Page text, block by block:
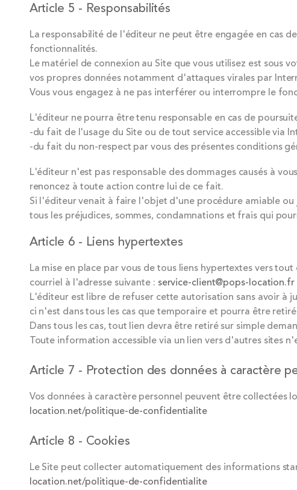
Article 5 - Responsabilités
La responsabilité de l'éditeur ne peut être engagée en cas
fonctionnalités.
Le matériel de connexion au Site que vous utilisez est sous
vos propres données notamment d'attaques virales par
Vous vous engagez à ne pas interférer ou interrompre le
L'éditeur ne pourra être tenu responsable en cas de
-du fait de l'usage du Site ou de tout service accessible via
-du fait du non-respect par vous des présentes conditions
L'éditeur n'est pas responsable des dommages causés à
renoncez à toute action contre lui de ce fait.
Si l'éditeur venait à faire l'objet d'une procédure amiable
tous les préjudices, sommes, condamnations et frais qui
Article 6 - Liens hypertextes
La mise en place par vous de tous liens hypertextes vers
courriel à l'adresse suivante : service-client@pops-location.fr
L'éditeur est libre de refuser cette autorisation sans avoir à
ci n'est dans tous les cas que temporaire et pourra être
Dans tous les cas, tout lien devra être retiré sur simple
Toute information accessible via un lien vers d'autres sites
Article 7 - Protection des données à caractère
Vos données à caractère personnel peuvent être
location.net/politique-de-confidentialite
Article 8 - Cookies
Le Site peut collecter automatiquement des informations
location.net/politique-de-confidentialite